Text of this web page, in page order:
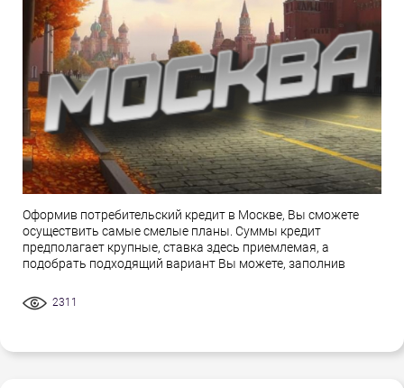
Оформив потребительский кредит в Москве, Вы сможете
осуществить самые смелые планы. Суммы кредит
предполагает крупные, ставка здесь приемлемая, а
подобрать подходящий вариант Вы можете, заполнив
2311